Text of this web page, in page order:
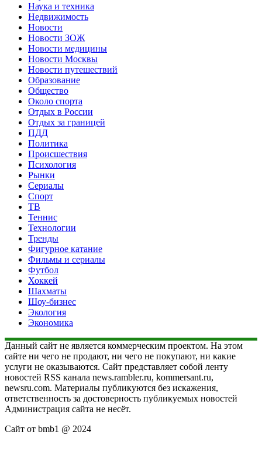
Наука и техника
Недвижимость
Новости
Новости ЗОЖ
Новости медицины
Новости Москвы
Новости путешествий
Образование
Общество
Около спорта
Отдых в России
Отдых за границей
ПДД
Политика
Происшествия
Психология
Рынки
Сериалы
Спорт
ТВ
Теннис
Технологии
Тренды
Фигурное катание
Фильмы и сериалы
Футбол
Хоккей
Шахматы
Шоу-бизнес
Экология
Экономика
Данный сайт не является коммерческим проектом. На этом
сайте ни чего не продают, ни чего не покупают, ни какие
услуги не оказываются. Сайт представляет собой ленту
новостей RSS канала news.rambler.ru, kommersant.ru,
newsru.com. Материалы публикуются без искажения,
ответственность за достоверность публикуемых новостей
Администрация сайта не несёт.
Сайт от bmb1 @ 2024